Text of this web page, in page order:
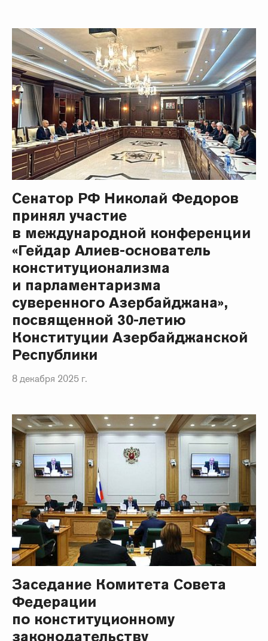
Сенатор РФ Николай Федоров
принял участие
в международной конференции
«Гейдар Алиев-основатель
конституционализма
и парламентаризма
суверенного Азербайджана»,
посвященной 30-летию
Конституции Азербайджанской
Республики
8 декабря 2025 г.
Заседание Комитета Совета
Федерации
по конституционному
законодательству